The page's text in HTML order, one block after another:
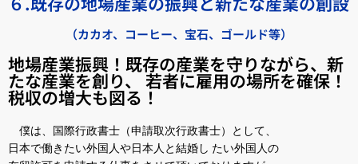
（カカオ、コーヒー、宝石、ゴールド等）
地場産業振興！既存の産業を守りながら、新
たな産業を創り、 若者に雇用の場所を確保！
税収の増大も図る！
僕は、国際行政書士（申請取次行政書士）として、
日本で働きたい外国人や日本人と結婚し たい外国人の